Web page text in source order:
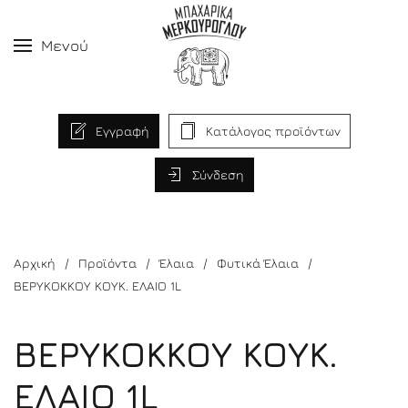
Μενού
Εγγραφή Κατάλογος προϊόντων
Σύνδεση
Αρχική Προϊόντα Έλαια
Φυτικά Έλαια
ΒΕΡΥΚΟΚΚΟΥ ΚΟΥΚ. ΕΛΑΙΟ 1L
ΒΕΡΥΚΟΚΚΟΥ ΚΟΥΚ.
ΕΛΑΙΟ 1L